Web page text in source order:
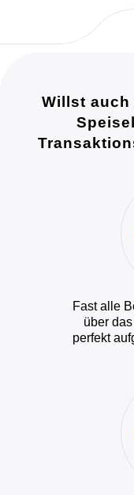
Willst auch
Fast alle
über
perfekt